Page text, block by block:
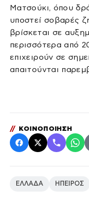
Ματσούκι, όπου
υποστεί σοβαρές
βρίσκεται σε
περισσότερα από
επιχειρούν σε
απαιτούνται
// ΚΟΙΝΟΠΟΙΗΣΗ
ΕΛΛΑΔΑ ΗΠΕΙΡΟΣ